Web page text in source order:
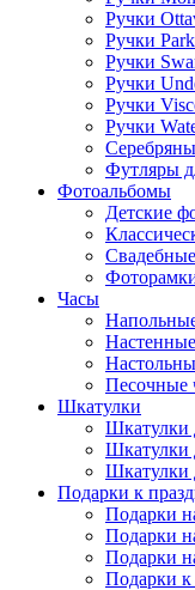
Ручки
Ручки
Ручки
Ручки
Ручки
Ручки
Футляры
Фотоальбомы
Детские
Часы
Песочные
Шкатулки
Шкатулки
Шкатулки
Шкатулки
Подарки к
Подарки
Подарки
Подарки
Подарки к